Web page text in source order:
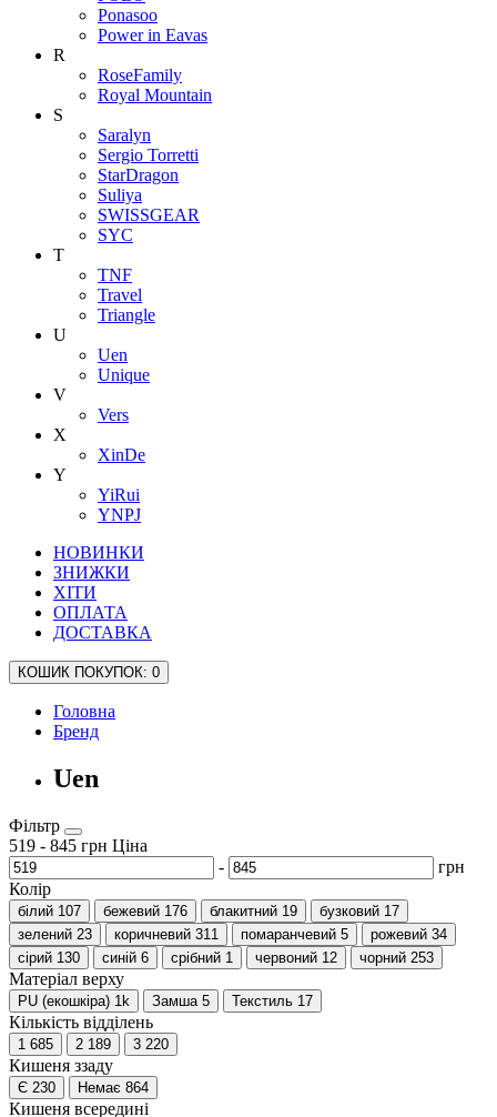
Ponasoo
Power in Eavas
R
RoseFamily
Royal Mountain
S
Saralyn
Sergio Torretti
StarDragon
Suliya
SWISSGEAR
SYC
T
TNF
Travel
Triangle
U
Uen
Unique
V
Vers
X
XinDe
Y
YiRui
YNPJ
НОВИНКИ
ЗНИЖКИ
ХІТИ
ОПЛАТА
ДОСТАВКА
КОШИК ПОКУПОК: 0
Головна
Бренд
Uen
Фільтр
519 - 845 грн Ціна
-
грн
Колір
білий 107 бежевий 176 блакитний 19 бузковий 17
зелений 23 коричневий 311 помаранчевий 5 рожевий 34
сірий 130 синій 6 срібний 1 червоний 12 чорний 253
Матеріал верху
PU (екошкіра) 1k Замша 5 Текстиль 17
Кількість відділень
1 685 2 189 3 220
Кишеня ззаду
Є 230 Немає 864
Кишеня всередині